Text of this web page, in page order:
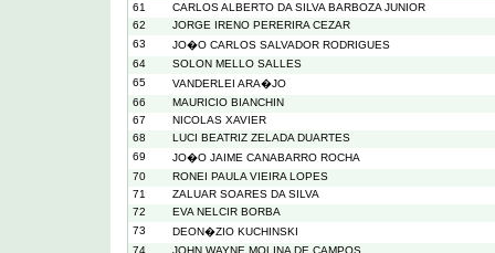
61
CARLOS ALBERTO DA SILVA BARBOZA JUNIOR
62
JORGE IRENO PERERIRA CEZAR
63
JO�O CARLOS SALVADOR RODRIGUES
64
SOLON MELLO SALLES
65
VANDERLEI ARA�JO
66
MAURICIO BIANCHIN
67
NICOLAS XAVIER
68
LUCI BEATRIZ ZELADA DUARTES
69
JO�O JAIME CANABARRO ROCHA
70
RONEI PAULA VIEIRA LOPES
71
ZALUAR SOARES DA SILVA
72
EVA NELCIR BORBA
73
DEON�ZIO KUCHINSKI
74
JOHN WAYNE MOLINA DE CAMPOS